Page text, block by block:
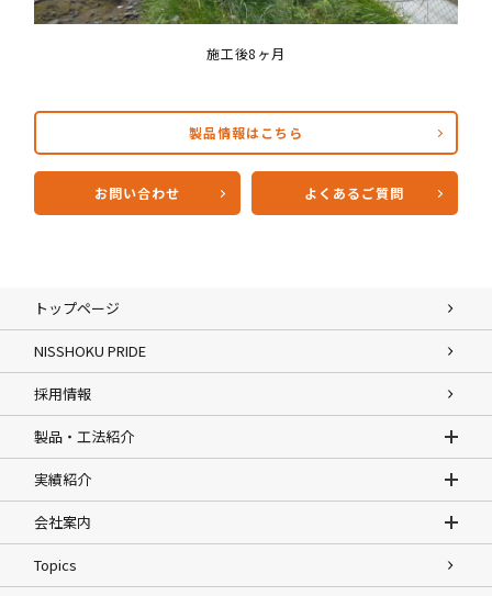
施工後8ヶ月
製品情報はこちら
お問い合わせ よくあるご質問
トップページ
NISSHOKU PRIDE
採用情報
製品・工法紹介
実績紹介
会社案内
Topics